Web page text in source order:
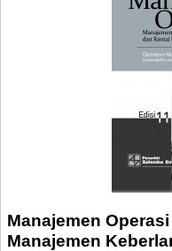
Manajemen
Manajemen